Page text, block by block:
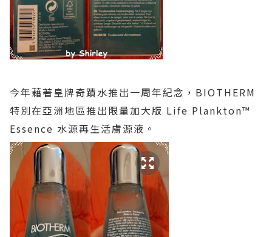
今年藉著皇牌奇蹟水推出一周年紀念，BIOTHERM
特別在亞洲地區推出限量加大版 Life Plankton™
Essence 水源再生活膚源液。